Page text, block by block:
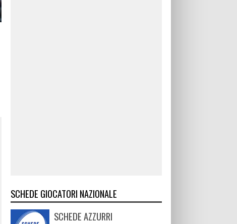
SCHEDE GIOCATORI NAZIONALE
SCHEDE AZZURRI